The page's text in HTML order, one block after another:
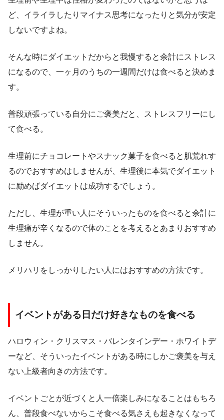
ど、イライラしたりマイナス思考になったりと気分が安定
しないですよね。
そんな時にダイエットだからと我慢すると余計にストレス
になるので、一ヶ月のうちの一週間だけは食べると決めま
す。
普段頑張っている自分にご褒美だと、ストレスフリーにし
て食べる。
生理前にチョコレートやスナック菓子を食べると肌荒れす
るのでおすすめはしませんが、生理後に本気でダイエット
に励めばダイエットは成功するでしょう。
ただし、生理が重い人にそういったものを食べると余計に
生理痛が辛くなるので体のことを考えるとあまりおすすめ
しません。
メリハリをしっかりしたい人にはおすすめの方法です。
イベントがある日だけ好きなものを食べる
ハロウィン・クリスマス・バレンタインデー・ホワイトデ
ーなど、そういったイベントがある時にしかご褒美を与え
ない上級者向きの方法です。
イベントごとが近づくと人一倍楽しみになることはもちろ
ん、普段食べないからこそ食べる気さえも起きなくなって